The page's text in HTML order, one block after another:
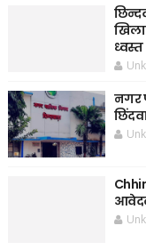
ध्वस्त
नगर